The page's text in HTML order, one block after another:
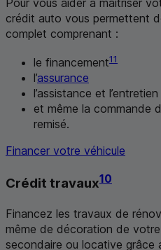
Pour vous aider à maîtriser
crédit auto vous permettent
complet comprenant :
le financement11
l’assurance
l’assistance et l’entretien
et même la commande
remisé.
Financer votre véhicule
Crédit travaux10
Financez les travaux de
même de décoration de
secondaire ou locative grâce